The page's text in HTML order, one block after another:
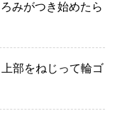
みがつき始めたら
部をねじって輪ゴ